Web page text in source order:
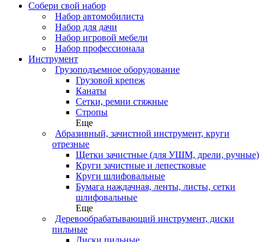
Собери свой набор
Набор автомобилиста
Набор для дачи
Набор игровой мебели
Набор профессионала
Инструмент
Грузоподъемное оборудование
Грузовой крепеж
Канаты
Сетки, ремни стяжные
Стропы
Еще
Абразивный, зачистной инструмент, круги
отрезные
Щетки зачистные (для УШМ, дрели, ручные)
Круги зачистные и лепестковые
Круги шлифовальные
Бумага наждачная, ленты, листы, сетки
шлифовальные
Еще
Деревообрабатывающий инструмент, диски
пильные